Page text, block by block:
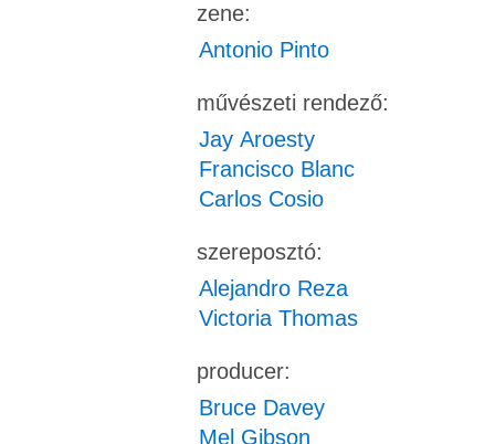
zene:
Antonio Pinto
művészeti rendező:
Jay Aroesty
Francisco Blanc
Carlos Cosio
szereposztó:
Alejandro Reza
Victoria Thomas
producer:
Bruce Davey
Mel Gibson